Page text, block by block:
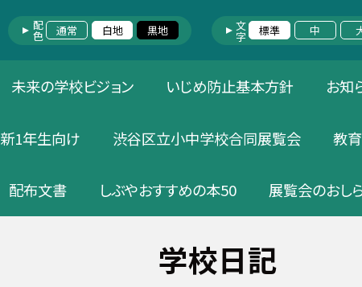
配色 通常 白地 黒地 文字 標準 中
未来の学校ビジョン いじめ防止基本方針 お知
新1年生向け 渋谷区立小中学校合同展覧会 教
配布文書 しぶやおすすめの本50 展覧会のおし
学校日記